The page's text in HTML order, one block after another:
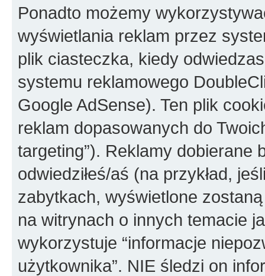
Ponadto możemy
wyświetlania reklam przez
plik ciasteczka, kiedy
systemu reklamowego
Google AdSense). Ten plik
reklam dopasowanych do
targeting”). Reklamy dobierane
odwiedziłeś/aś (na przykład,
zabytkach, wyświetlone
na witrynach o innych temacie
wykorzystuje “informacje
użytkownika”. NIE śledzi on